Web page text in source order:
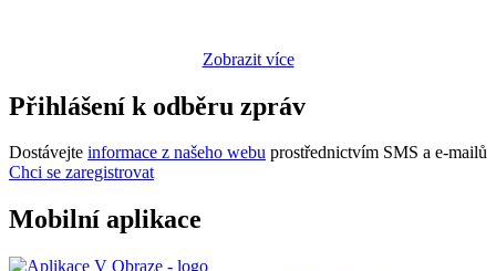
Zobrazit více
Přihlášení k odběru zpráv
Dostávejte informace z našeho webu prostřednictvím SMS a e-mailů
Chci se zaregistrovat
Mobilní aplikace